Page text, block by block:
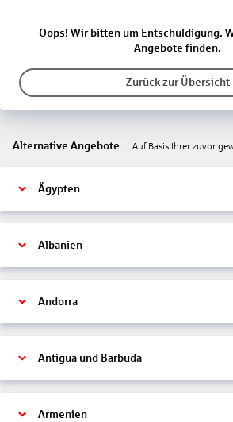
Oops! Wir bitten um Entschuldigung.
Angebote finden.
Zurück zur Übersicht
Alternative Angebote Auf Basis Ihrer zuvor
Ägypten
Albanien
Andorra
Antigua und Barbuda
Armenien